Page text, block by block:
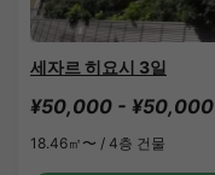
세자르 히요시 3일
¥50,000 - ¥50,000
18.46㎡〜 / 4층 건물